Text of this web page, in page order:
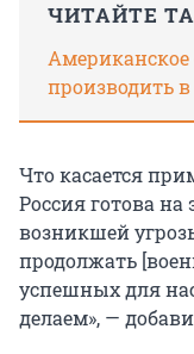
ЧИТАЙТЕ
Американское
производить
Что касается
Россия готова на
возникшей
продолжать
успешных для
делаем», —